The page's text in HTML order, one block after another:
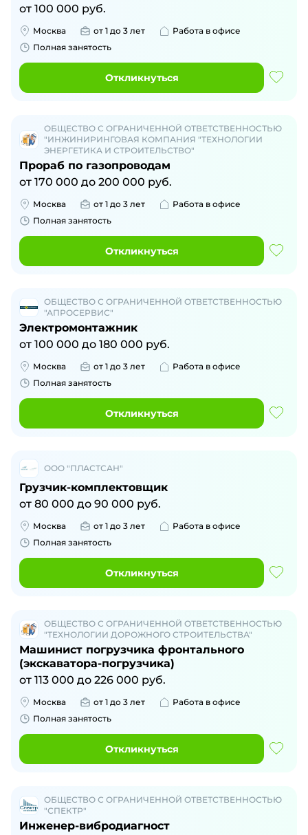
от 100 000 руб.
Москва от 1 до 3 лет
Работа в офисе
Полная занятость
Откликнуться
ОБЩЕСТВО С ОГРАНИЧЕННОЙ ОТВЕТСТВЕННОСТЬЮ
"ИНЖИНИРИНГОВАЯ КОМПАНИЯ "ТЕХНОЛОГИИ
ЭНЕРГЕТИКА И СТРОИТЕЛЬСТВО"
Прораб по газопроводам
от 170 000 до 200 000 руб.
Москва от 1 до 3 лет
Работа в офисе
Полная занятость
Откликнуться
ОБЩЕСТВО С ОГРАНИЧЕННОЙ ОТВЕТСТВЕННОСТЬЮ
"АПРОСЕРВИС"
Электромонтажник
от 100 000 до 180 000 руб.
Москва от 1 до 3 лет
Работа в офисе
Полная занятость
Откликнуться
ООО "ПЛАСТСАН"
Грузчик-комплектовщик
от 80 000 до 90 000 руб.
Москва от 1 до 3 лет
Работа в офисе
Полная занятость
Откликнуться
ОБЩЕСТВО С ОГРАНИЧЕННОЙ ОТВЕТСТВЕННОСТЬЮ
"ТЕХНОЛОГИИ ДОРОЖНОГО СТРОИТЕЛЬСТВА"
Машинист погрузчика фронтального
(экскаватора-погрузчика)
от 113 000 до 226 000 руб.
Москва от 1 до 3 лет
Работа в офисе
Полная занятость
Откликнуться
ОБЩЕСТВО С ОГРАНИЧЕННОЙ ОТВЕТСТВЕННОСТЬЮ
"СПЕКТР"
Инженер-вибродиагност